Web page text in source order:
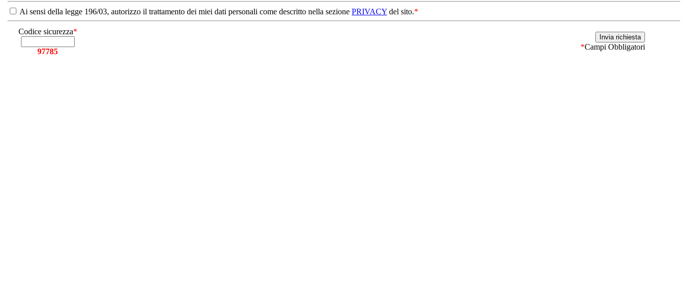
Ai sensi della legge 196/03, autorizzo il trattamento dei miei dati personali come descritto nella sezione PRIVACY del sito.*
Codice sicurezza*
97785
*Campi Obbligatori